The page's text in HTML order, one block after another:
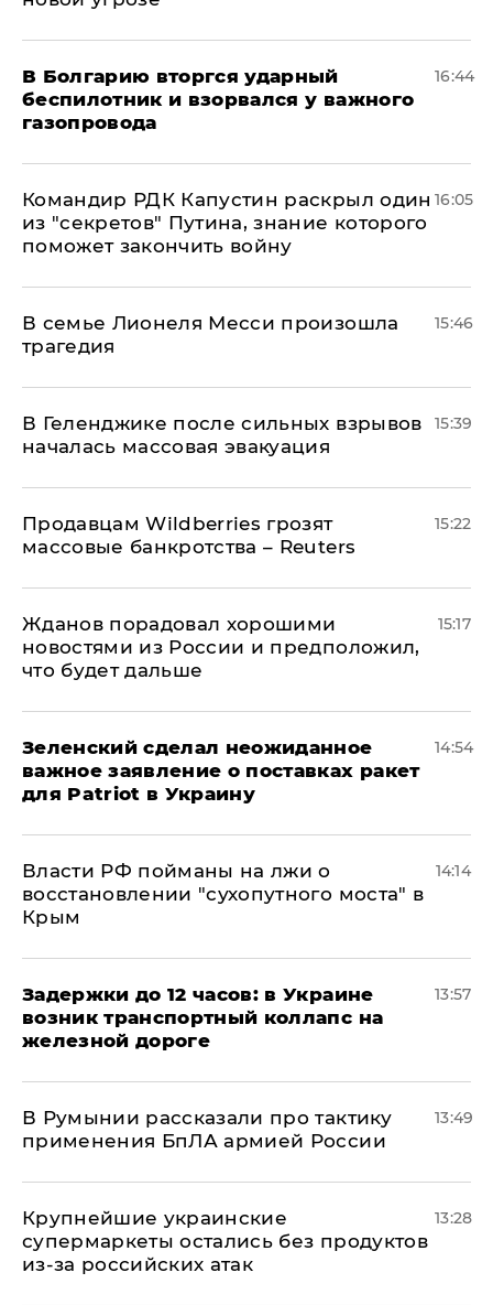
В Болгарию вторгся ударный
беспилотник и взорвался у важного
газопровода
16:44
Командир РДК Капустин раскрыл один
из "секретов" Путина, знание которого
поможет закончить войну
16:05
В семье Лионеля Месси произошла
трагедия
15:46
В Геленджике после сильных взрывов
началась массовая эвакуация
15:39
Продавцам Wildberries грозят
массовые банкротства – Reuters
15:22
Жданов порадовал хорошими
новостями из России и предположил,
что будет дальше
15:17
Зеленский сделал неожиданное
важное заявление о поставках ракет
для Patriot в Украину
14:54
Власти РФ пойманы на лжи о
восстановлении "сухопутного моста" в
Крым
14:14
Задержки до 12 часов: в Украине
возник транспортный коллапс на
железной дороге
13:57
В Румынии рассказали про тактику
применения БпЛА армией России
13:49
Крупнейшие украинские
супермаркеты остались без продуктов
из-за российских атак
13:28